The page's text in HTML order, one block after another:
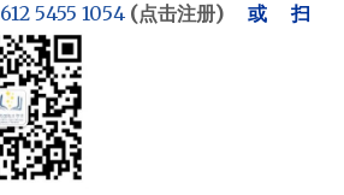
612 5455 1054 (点击注册) 或 扫